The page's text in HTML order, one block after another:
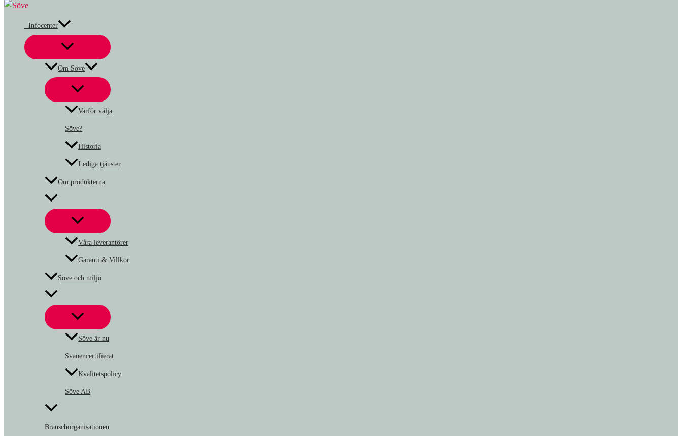
Hoppa
innehåll
Infocenter
Om Söve
Varför välja
Söve?
Historia
Lediga tjänster
Om produkterna
Våra leverantörer
Garanti & Villkor
Söve och miljö
Söve är nu
Svanencertifierat
Kvalitetspolicy
Söve AB
Branschorganisationen
Table
mängd